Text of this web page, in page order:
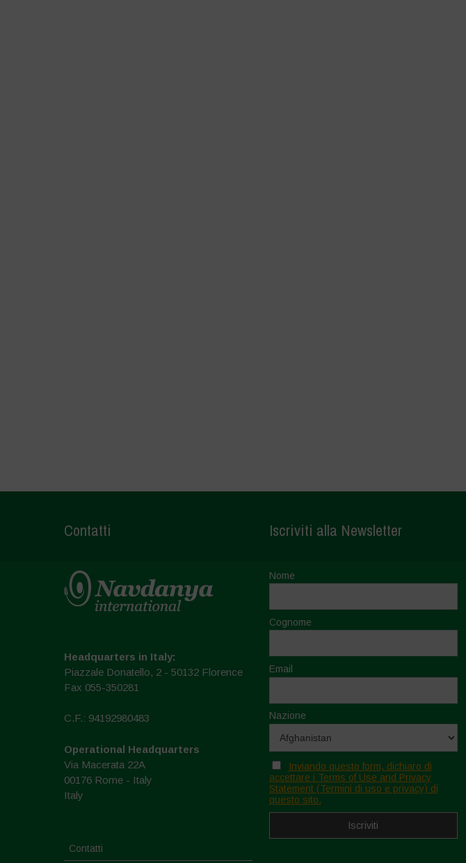
Contatti
Headquarters in Italy:
Piazzale Donatello, 2 - 50132 Florence
Fax 055-350281
C.F.: 94192980483
Operational Headquarters
Via Macerata 22A
00176 Rome - Italy
Italy
Contatti
Iscriviti alla Newsletter
Nome
Cognome
Email
Nazione
Inviando questo form, dichiaro di
accettare i Terms of Use and Privacy
Statement (Termini di uso e privacy) di
questo sito.